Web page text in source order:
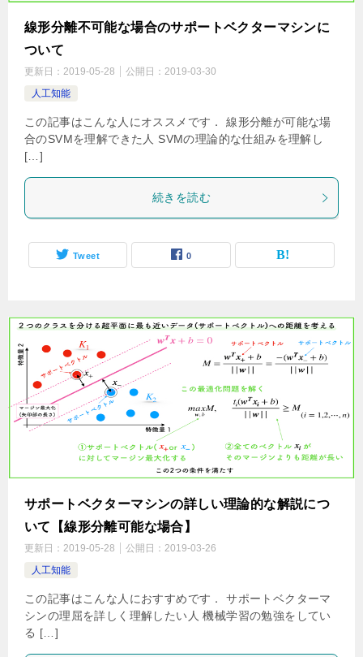
線形分離不可能な場合のサポートベクターマシンに
ついて
更新日： 2019-05-28 公開日： 2019-03-30
人工知能
この記事はこんな人にオススメです． 線形分離が可能な場
合のSVMを理解できた人 SVMの理論的な仕組みを理解し
[…]
続きを読む
Tweet 0
サポートベクターマシンの詳しい理論的な解説につ
いて【線形分離可能な場合】
更新日： 2019-05-28 公開日： 2019-03-26
人工知能
この記事はこんな人におすすめです． サポートベクターマ
シンの理屈を詳しく理解したい人 機械学習の勉強をしてい
る […]